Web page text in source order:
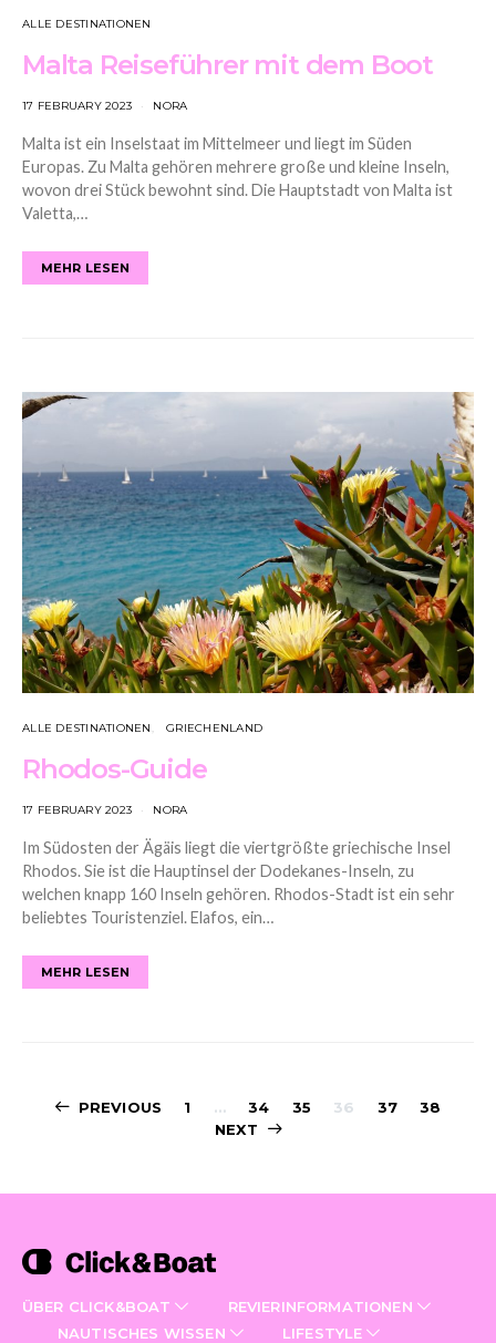
ALLE DESTINATIONEN
Malta Reiseführer mit dem Boot
17 FEBRUARY 2023 NORA
Malta ist ein Inselstaat im Mittelmeer und liegt im Süden
Europas. Zu Malta gehören mehrere große und kleine Inseln,
wovon drei Stück bewohnt sind. Die Hauptstadt von Malta ist
Valetta,…
MEHR LESEN
ALLE DESTINATIONEN GRIECHENLAND
Rhodos-Guide
17 FEBRUARY 2023 NORA
Im Südosten der Ägäis liegt die viertgrößte griechische Insel
Rhodos. Sie ist die Hauptinsel der Dodekanes-Inseln, zu
welchen knapp 160 Inseln gehören. Rhodos-Stadt ist ein sehr
beliebtes Touristenziel. Elafos, ein…
MEHR LESEN
Posts
PREVIOUS 1 … 34 35 36 37
38
NEXT
ÜBER CLICK&BOAT
REVIERINFORMATIONEN
NAUTISCHES WISSEN
LIFESTYLE